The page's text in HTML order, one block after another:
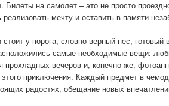
Билеты на самолет – это не просто
мечту и оставить в памяти
у порога, словно верный пес,
самые необходимые вещи:
вечеров и, конечно же,
приключения. Каждый предмет в
радостях, обещание новых